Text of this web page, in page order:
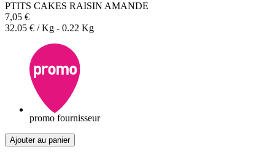
PTITS CAKES RAISIN AMANDE
7,05 €
32.05 € / Kg - 0.22 Kg
promo fournisseur
Ajouter au panier